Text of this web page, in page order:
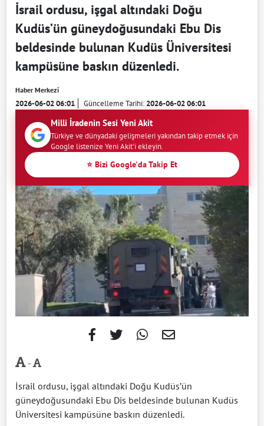
İsrail ordusu, işgal altındaki Doğu
Kudüs’ün güneydoğusundaki Ebu Dis
beldesinde bulunan Kudüs Üniversitesi
kampüsüne baskın düzenledi.
Haber Merkezi
2026-06-02 06:01 Güncelleme Tarihi:2026-06-02 06:01
Milli İradenin Sesi Yeni Akit
Türkiye ve dünyadaki gelişmeleri yakından takip etmek için
Google listenize Yeni Akit'i ekleyin.
⭐ Bizi Google'da Takip Et
-
İsrail ordusu, işgal altındaki Doğu Kudüs’ün
güneydoğusundaki Ebu Dis beldesinde bulunan Kudüs
Üniversitesi kampüsüne baskın düzenledi.